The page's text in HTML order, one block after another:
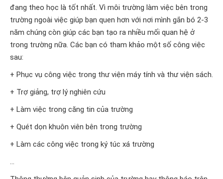
đang theo học là tốt nhất. Vì môi trường làm việc bên trong
trường ngoài việc giúp bạn quen hơn với nơi mình gắn bó 2-3
năm chúng còn giúp các bạn tạo ra nhiều mối quan hệ ở
trong trường nữa. Các bạn có tham khảo một số công việc
sau:
+ Phục vụ công việc trong thư viện máy tính và thư viện sách.
+ Trợ giảng, trợ lý nghiên cứu
+ Làm việc trong căng tin của trường
+ Quét dọn khuôn viên bên trong trường
+ Làm các công việc trong ký túc xá trường
…